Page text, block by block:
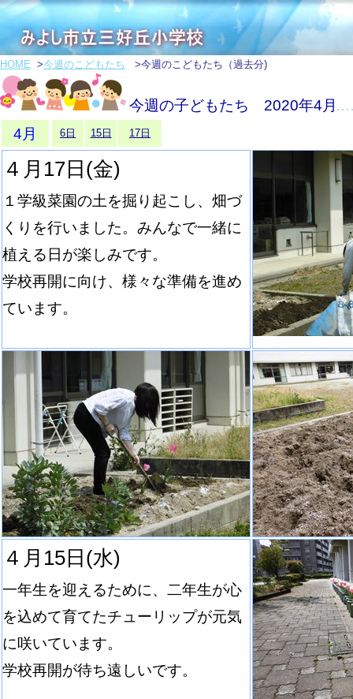
HOME >今週のこどもたち >今週のこどもたち（過去分)
今週の子どもたち 2020年4月
4月
6日 15日 17日
４月17日(金)
１学級菜園の土を掘り起こし、畑づ
くりを行いました。みんなで一緒に
植える日が楽しみです。
学校再開に向け、様々な準備を進め
ています。
４月15日(水)
一年生を迎えるために、二年生が心
を込めて育てたチューリップが元気
に咲いています。
学校再開が待ち遠しいです。